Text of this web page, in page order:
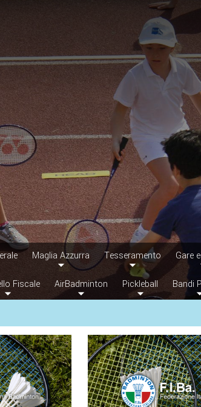
Maglia Azzurra Tesseramento Gare
Fiscale AirBadminton Pickleball Bandi